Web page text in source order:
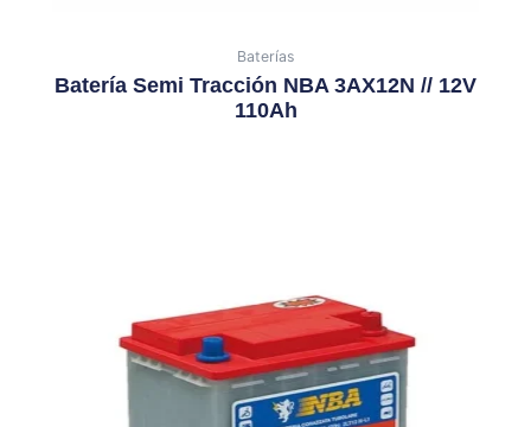
Baterías
Batería Semi Tracción NBA 3AX12N // 12V
110Ah